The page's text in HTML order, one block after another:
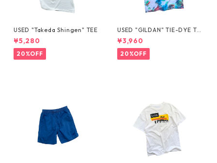
USED "Takeda Shingen" TEE
¥5,280
20%OFF
USED "GILDAN" TIE-DYE TE
E
¥3,960
20%OFF